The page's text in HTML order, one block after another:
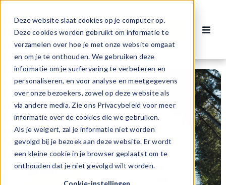
Deze website slaat cookies op je computer op.
Deze cookies worden gebruikt om informatie te
verzamelen over hoe je met onze website omgaat
en om je te onthouden. We gebruiken deze
informatie om je surfervaring te verbeteren en
personaliseren, en voor analyse en meetgegevens
over onze bezoekers, zowel op deze website als
via andere media. Zie ons Privacybeleid voor meer
informatie over de cookies die we gebruiken.
Als je weigert, zal je informatie niet worden
gevolgd bij je bezoek aan deze website. Er wordt
een kleine cookie in je browser geplaatst om te
onthouden dat je niet gevolgd wilt worden.
Cookie-instellingen
naar
inhoud
Contact
Vacatures
Voor werknemers
Voor werkgevers
Over ons